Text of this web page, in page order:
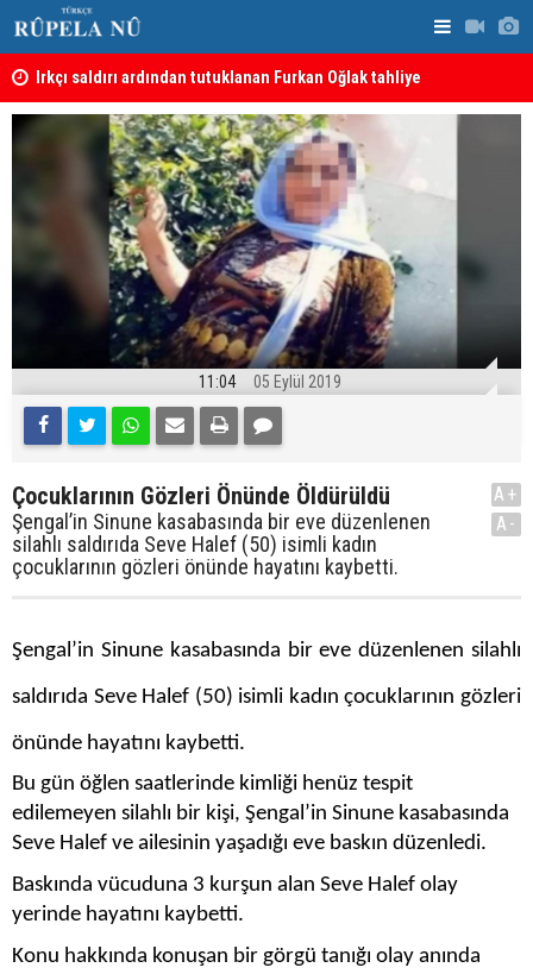
Irkçı saldırı ardından tutuklanan Furkan Oğlak tahliye
edildi
11:04 05 Eylül 2019
Çocuklarının Gözleri Önünde Öldürüldü
Şengal’in Sinune kasabasında bir eve düzenlenen
silahlı saldırıda Seve Halef (50) isimli kadın
çocuklarının gözleri önünde hayatını kaybetti.
A+
A-
Şengal’in Sinune kasabasında bir eve düzenlenen silahlı
saldırıda Seve Halef (50) isimli kadın çocuklarının gözleri
önünde hayatını kaybetti.
Bu gün öğlen saatlerinde kimliği henüz tespit
edilemeyen silahlı bir kişi, Şengal’in Sinune kasabasında
Seve Halef ve ailesinin yaşadığı eve baskın düzenledi.
Baskında vücuduna 3 kurşun alan Seve Halef olay
yerinde hayatını kaybetti.
Konu hakkında konuşan bir görgü tanığı olay anında